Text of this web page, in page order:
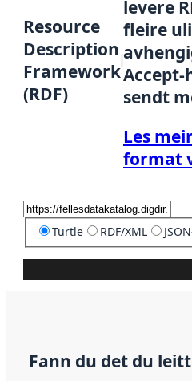
Resource
Description
Framework
(RDF)
levere
fleire
Accept-
sendt
Les
format
Turtle RDF/XML
Fann du det du